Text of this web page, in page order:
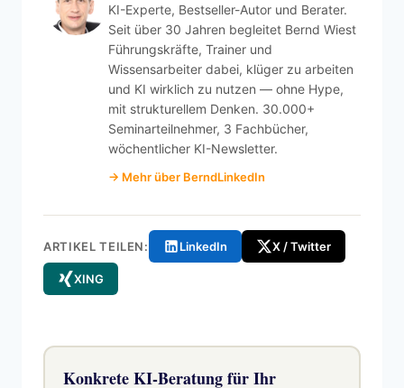
KI-Experte, Bestseller-Autor und Berater.
Seit über 30 Jahren begleitet Bernd Wiest
Führungskräfte, Trainer und
Wissensarbeiter dabei, klüger zu arbeiten
und KI wirklich zu nutzen — ohne Hype,
mit strukturellem Denken. 30.000+
Seminarteilnehmer, 3 Fachbücher,
wöchentlicher KI-Newsletter.
→ Mehr über BerndLinkedIn
ARTIKEL TEILEN: LinkedIn X / Twitter
XING
Konkrete KI-Beratung für Ihr